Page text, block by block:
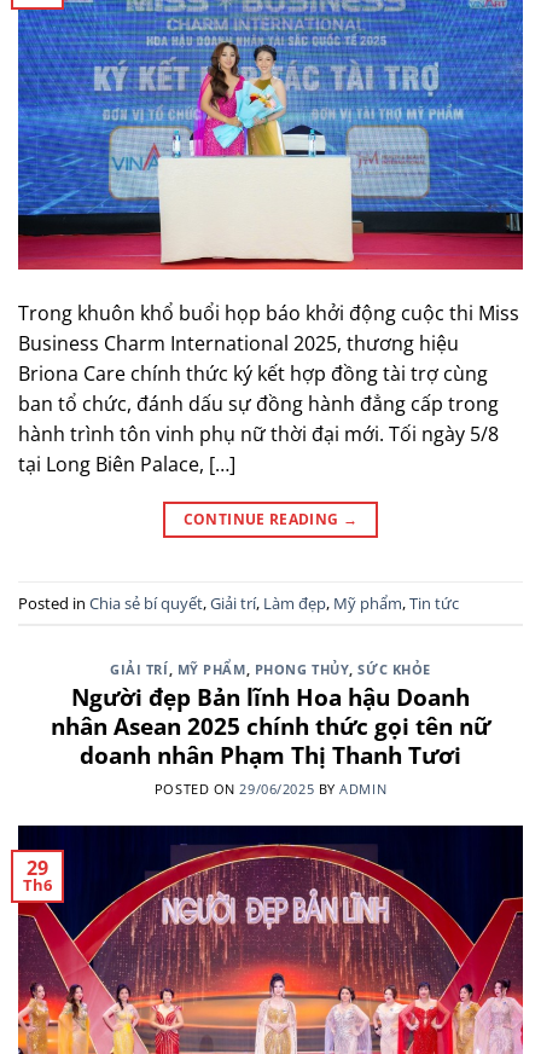
Trong khuôn khổ buổi họp báo khởi động cuộc thi Miss
Business Charm International 2025, thương hiệu
Briona Care chính thức ký kết hợp đồng tài trợ cùng
ban tổ chức, đánh dấu sự đồng hành đẳng cấp trong
hành trình tôn vinh phụ nữ thời đại mới. Tối ngày 5/8
tại Long Biên Palace, […]
CONTINUE READING →
Posted in Chia sẻ bí quyết,Giải trí, Làm đẹp, Mỹ phẩm,Tin tức
GIẢI TRÍ, MỸ PHẨM, PHONG THỦY,SỨC KHỎE
Người đẹp Bản lĩnh Hoa hậu Doanh
nhân Asean 2025 chính thức gọi tên nữ
doanh nhân Phạm Thị Thanh Tươi
POSTED ON29/06/2025 BYADMIN
29
Th6